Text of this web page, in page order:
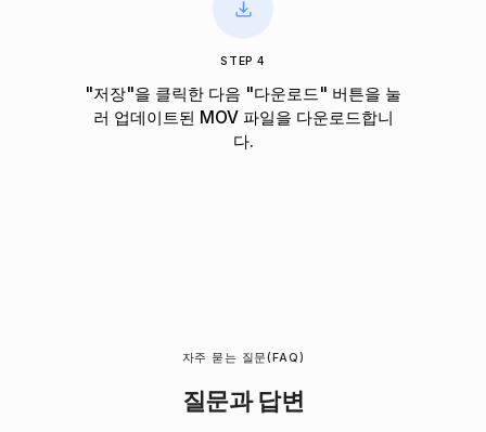
STEP 4
"저장"을 클릭한 다음 "다운로드" 버튼을 눌
러 업데이트된 MOV 파일을 다운로드합니
다.
자주 묻는 질문(FAQ)
질문과 답변